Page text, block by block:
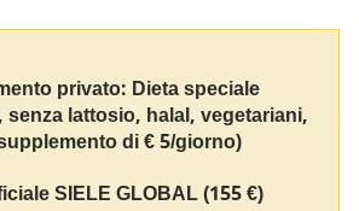
privato: Dieta speciale
lattosio, halal, vegetariani,
di € 5/giorno)
Certificato ufficiale SIELE GLOBAL (155 €)